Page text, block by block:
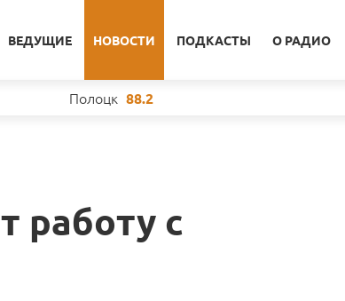
ВЕДУЩИЕ НОВОСТИ ПОДКАСТЫ О РАДИО
Полоцк 88.2
работу с